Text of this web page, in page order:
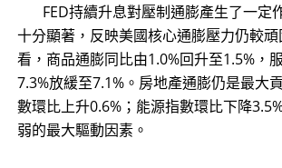
FED持續升息對壓制通膨產生了一定
十分顯著，反映美國核心通膨壓力仍較
看，商品通膨同比由1.0%回升至1.5%，
7.3%放緩至7.1%。房地產通膨仍是最大
數環比上升0.6%；能源指數環比下降
弱的最大驅動因素。